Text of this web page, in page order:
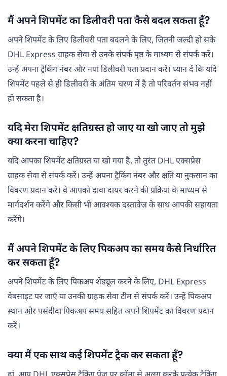
मैं अपने शिपमेंट का डिलीवरी पता कैसे बदल सकता हूँ?
अपने शिपमेंट के लिए डिलीवरी पता बदलने के लिए, जितनी जल्दी हो सके
DHL Express ग्राहक सेवा से उनके संपर्क पृष्ठ के माध्यम से संपर्क करें।
उन्हें अपना ट्रैकिंग नंबर और नया डिलीवरी पता प्रदान करें। ध्यान दें कि यदि
शिपमेंट पहले से ही डिलीवरी के अंतिम चरण में है तो परिवर्तन संभव नहीं
हो सकता है।
यदि मेरा शिपमेंट क्षतिग्रस्त हो जाए या खो जाए तो मुझे
क्या करना चाहिए?
यदि आपका शिपमेंट क्षतिग्रस्त या खो गया है, तो तुरंत DHL एक्सप्रेस
ग्राहक सेवा से संपर्क करें। उन्हें अपना ट्रैकिंग नंबर और क्षति या नुकसान का
विवरण प्रदान करें। वे आपको दावा दायर करने की प्रक्रिया के माध्यम से
मार्गदर्शन करेंगे और किसी भी आवश्यक दस्तावेज़ के साथ आपकी सहायता
करेंगे।
मैं अपने शिपमेंट के लिए पिकअप का समय कैसे निर्धारित
कर सकता हूँ?
अपने शिपमेंट के लिए पिकअप शेड्यूल करने के लिए, DHL Express
वेबसाइट पर जाएँ या उनकी ग्राहक सेवा टीम से संपर्क करें। उन्हें पिकअप
स्थान और पसंदीदा पिकअप समय सहित अपने शिपमेंट का विवरण प्रदान
करें।
क्या मैं एक साथ कई शिपमेंट ट्रैक कर सकता हूँ?